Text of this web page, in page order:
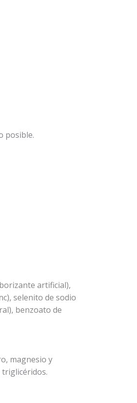
posible.
artificial),
selenito de sodio
benzoato de
magnesio y